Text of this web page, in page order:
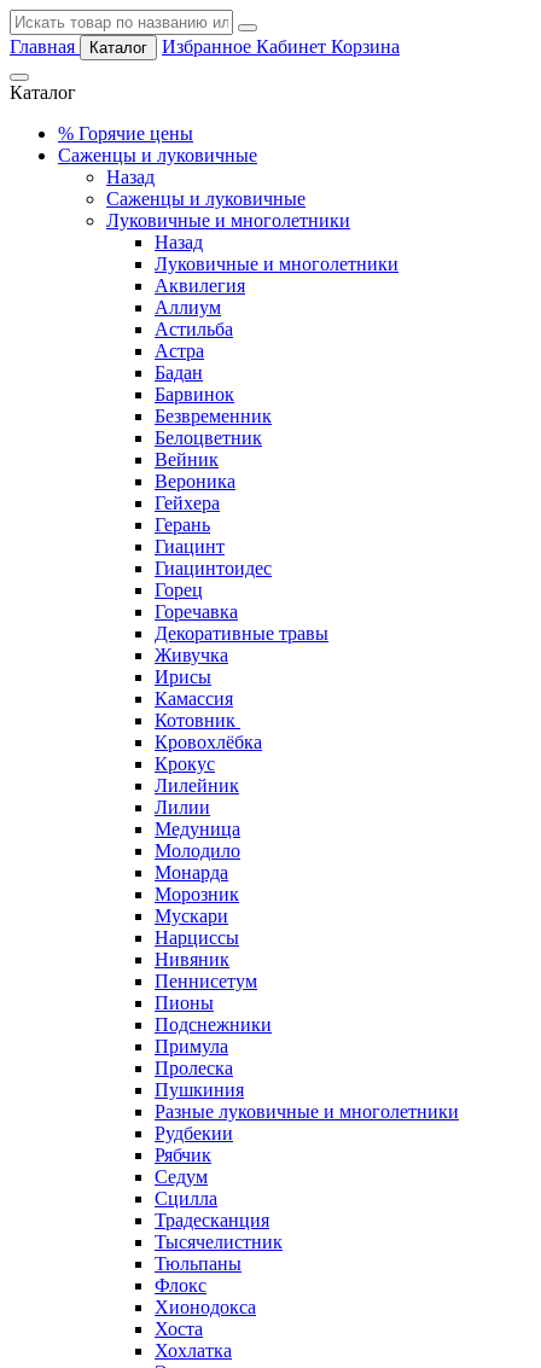
Главная Каталог Избранное Кабинет Корзина
Каталог
% Горячие цены
Саженцы и луковичные
Назад
Саженцы и луковичные
Луковичные и многолетники
Назад
Луковичные и многолетники
Аквилегия
Аллиум
Астильба
Астра
Бадан
Барвинок
Безвременник
Белоцветник
Вейник
Вероника
Гейхера
Герань
Гиацинт
Гиацинтоидес
Горец
Горечавка
Декоративные травы
Живучка
Ирисы
Камассия
Котовник
Кровохлёбка
Крокус
Лилейник
Лилии
Медуница
Молодило
Монарда
Морозник
Мускари
Нарциссы
Нивяник
Пеннисетум
Пионы
Подснежники
Примула
Пролеска
Пушкиния
Разные луковичные и многолетники
Рудбекии
Рябчик
Седум
Сцилла
Традесканция
Тысячелистник
Тюльпаны
Флокс
Хионодокса
Хоста
Хохлатка